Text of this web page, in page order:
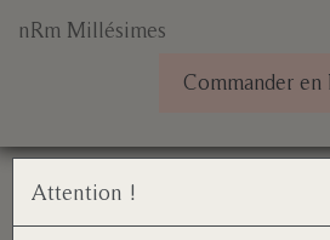
au
contenu
Commander en
nRm Millésimes
êtes
ici :
Attention !